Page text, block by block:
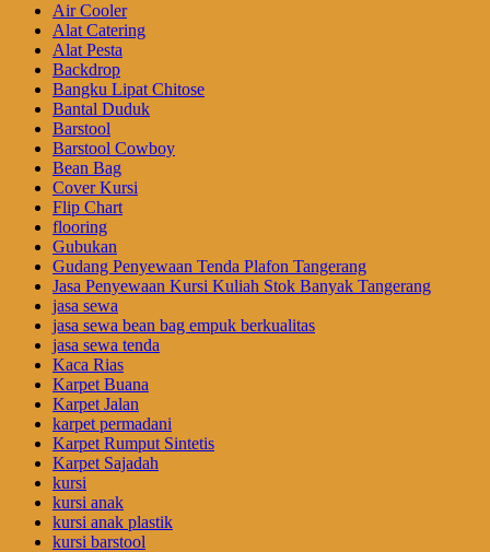
Air Cooler
Alat Catering
Alat Pesta
Backdrop
Bangku Lipat Chitose
Bantal Duduk
Barstool
Barstool Cowboy
Bean Bag
Cover Kursi
Flip Chart
flooring
Gubukan
Gudang Penyewaan Tenda Plafon Tangerang
Jasa Penyewaan Kursi Kuliah Stok Banyak Tangerang
jasa sewa
jasa sewa bean bag empuk berkualitas
jasa sewa tenda
Kaca Rias
Karpet Buana
Karpet Jalan
karpet permadani
Karpet Rumput Sintetis
Karpet Sajadah
kursi
kursi anak
kursi anak plastik
kursi barstool